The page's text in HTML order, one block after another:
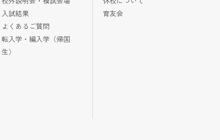
入試結果
よくあるご質問
転入学・編入学（帰国
生）
育友会